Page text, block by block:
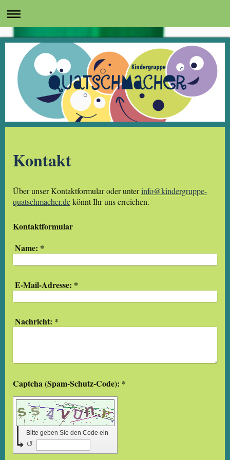
Kontakt
Über unser Kontaktformular oder unterinfo@kindergruppe-
quatschmacher.dekönnt Ihr uns erreichen.
Kontaktformular
Name: *
E-Mail-Adresse: *
Nachricht: *
Captcha (Spam-Schutz-Code): *
Bitte geben Sie den Code ein
↺